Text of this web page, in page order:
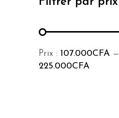
Prix min
Prix max
Prix : 107.000CFA —
225.000CFA